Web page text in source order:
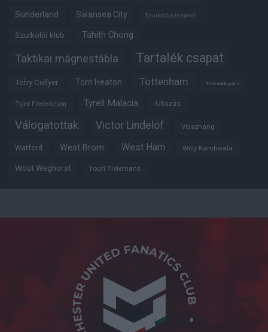
Sunderland Swansea City Szurkoló szemmel
Szurkolói klub Tahith Chong
Taktikai mágnestábla Tartalék csapat
Toby Collyer Tom Heaton Tottenham Trófeabibliográfia
Tyler Fredericson Tyrell Malacia Utazás
Válogatottak Victor Lindelöf Visszhang
Watford West Brom West Ham Willy Kambwala
Wout Weghorst Youri Tielemans